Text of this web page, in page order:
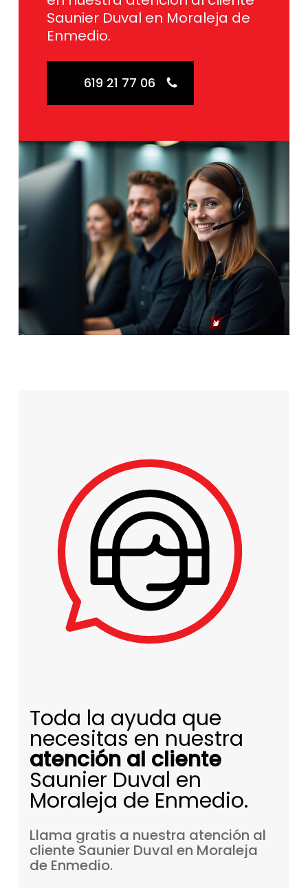
Saunier Duval en Moraleja de
Enmedio.
619 21 77 06
Toda la ayuda que
necesitas en nuestra
atención al cliente
Saunier Duval en
Moraleja de Enmedio.
Llama gratis a nuestra atención al
cliente Saunier Duval en Moraleja
de Enmedio.